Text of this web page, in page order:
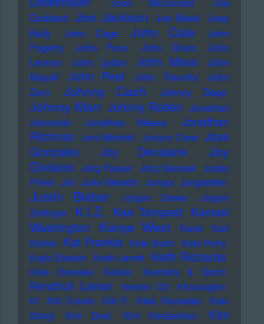
Goddard Joe Jackson Joe Meek Joey
Kelly
John Cage John Cale
John
Fogerty
John Foxx John Grant
John
Lennon
John Lydon John Maus
John
Mayall
John Peel John Travolta
John
Zorn
Johnny Cash Johnny Depp
Johnny Marr Johnny Rotten Jonathan
Jeremiah
Jonathan Meese
Jonathan
Richman Joni Mitchell Jonzun Crew Jose
Gonzales
Joy Denalane
Joy
Division Jörg Fauser Jörg Stempel Judas
Priest Juli Julia Meladin Jumpa Jungstötter
Justin Bieber Jürgen Drews
Jürgen
Zeltinger
K.I.Z. Kae Tempest Kamasi
Washington
Kanye West Karat
Karl
Bartos Kat Frankie Kate Bush Kate Perry
Katja Ebstein Keith Jarrett Keith Richards
Kele Okereke Kelela Kemistry & Storm
Kendrick Lamar Kerstin Ott
Khruangbin
KI
KId Creole KId P. KIda Ramadan
KIev
Stingl
KIm Deal KIm Kardashian
KIm